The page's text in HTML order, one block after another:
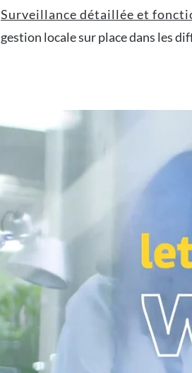
Surveillance détaillée et
gestion locale sur place dans les